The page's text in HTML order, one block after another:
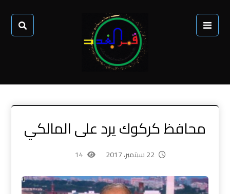
محافظ كركوك يرد على المالكي
22 سبتمبر، 2017 14